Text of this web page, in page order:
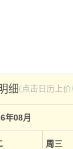
细(点击日历上
年08月
周三